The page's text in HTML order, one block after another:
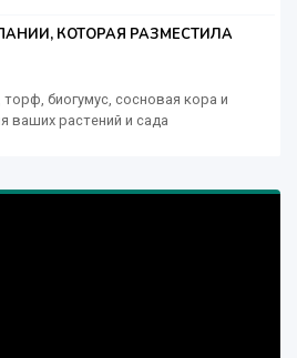
КОТОРАЯ РАЗМЕСТИЛА
торф, биогумус, сосновая кора и
ваших растений и сада